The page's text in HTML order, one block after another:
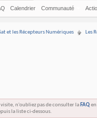
Calendrier Communauté
et les Récepteurs Numériques Les
n'oubliez pas de consulter la FAQen
la liste ci-dessous.